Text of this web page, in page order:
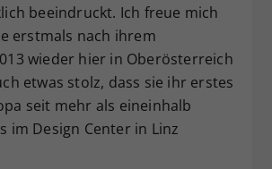
beeindruckt. Ich freue mich
erstmals nach ihrem
wieder hier in Oberösterreich
etwas stolz, dass sie ihr erstes
seit mehr als eineinhalb
im Design Center in Linz